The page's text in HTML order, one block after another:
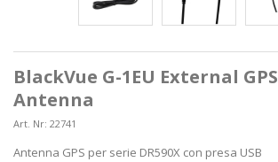
BlackVue G-1EU External GPS
Antenna
Art. Nr: 22741
Antenna GPS per serie DR590X con presa USB